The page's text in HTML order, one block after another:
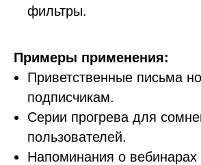
фильтры.
Примеры применения:
Приветственные письма
подписчикам.
Серии прогрева для
пользователей.
Напоминания о вебинарах